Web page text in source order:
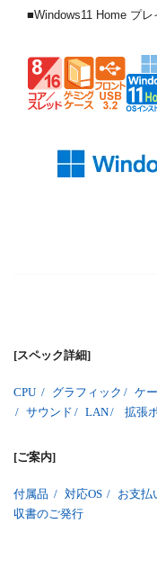
■Windows11 Home プ
[スペック詳細]
CPU / グラフィック / ケ
/ サウンド / LAN/ 拡張
[ご案内]
付属品 / 対応OS / お支払
収書のご発行